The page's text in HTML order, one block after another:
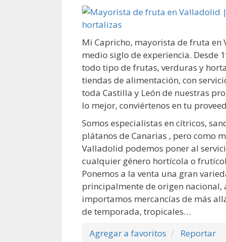
Mi Capricho, mayorista de fruta en
medio siglo de experiencia. Desde
todo tipo de frutas, verduras y
tiendas de alimentación, con
toda Castilla y León de nuestras
lo mejor, conviértenos en tu
Somos especialistas en cítricos,
plátanos de Canarias , pero como
Valladolid podemos poner al
cualquier género hortícola o
Ponemos a la venta una gran
principalmente de origen nacional,
importamos mercancías de más
de temporada, tropicales…
Agregar a favoritos
Reportar